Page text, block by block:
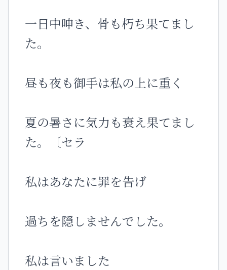
一日中呻き、骨も朽ち果てまし
た。
昼も夜も御手は私の上に重く
夏の暑さに気力も衰え果てまし
た。〔セラ
私はあなたに罪を告げ
過ちを隠しませんでした。
私は言いました